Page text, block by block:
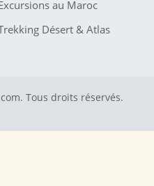
au Maroc
Désert & Atlas
Tous droits réservés.